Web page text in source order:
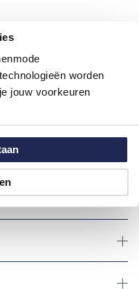
worden
jouw voorkeuren
Polyester / 4% Lycra